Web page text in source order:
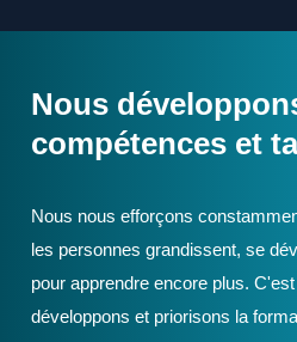
Nous
compétences et
Nous nous efforçons
les personnes grandissent, se
pour apprendre encore plus.
développons et priorisons la